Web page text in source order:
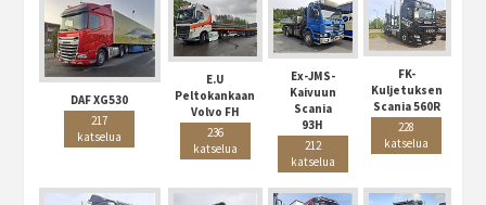
DAF XG530
217
katselua
E.U
Peltokankaan
Volvo FH
236
katselua
Ex-JMS-
Kaivuun
Scania
93H
212
katselua
FK-
Kuljetuksen
Scania 560R
228
katselua